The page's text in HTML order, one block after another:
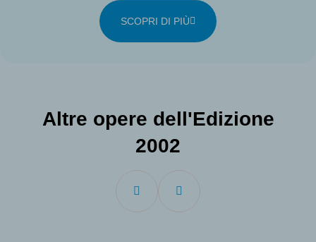
SCOPRI DI PIÙ
Altre opere dell'Edizione
2002